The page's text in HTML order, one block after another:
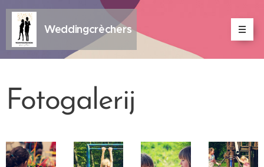
Weddingcrèchers
Fotogalerij